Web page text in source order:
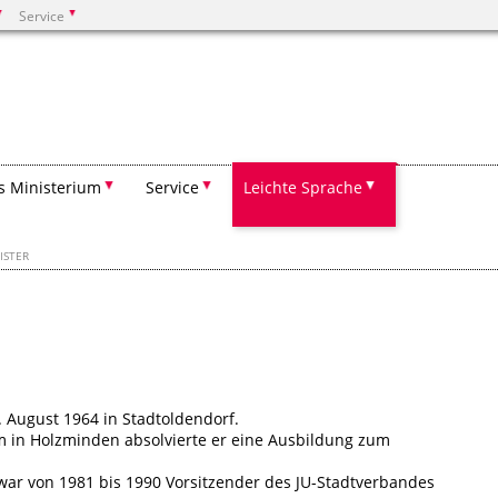
Service
Ministerium Service Leichte Sprache
1964 in Stadtoldendorf.
in Holzminden absolvierte er eine Ausbildung zum
von 1981 bis 1990 Vorsitzender des JU-Stadtverbandes